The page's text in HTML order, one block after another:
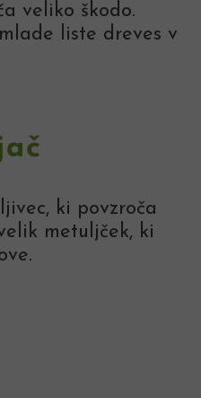
veliko škodo.
liste dreves v
ki povzroča
metuljček, ki